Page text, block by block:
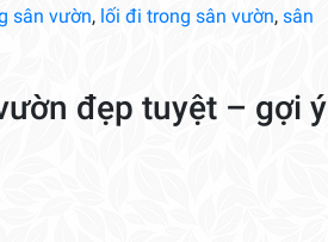
sân vườn, lối đi trong sân vườn, sân
đẹp tuyệt – gợi ý